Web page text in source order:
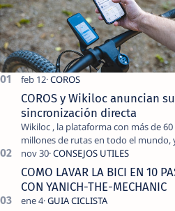
COROS y Wikiloc anuncian su
sincronización directa
Wikiloc , la plataforma con más de 60
millones de rutas en todo el mundo,
COROS , marca de dispositivos GPS
reconocida mundialmente por su
tecnolo…
COMO LAVAR LA BICI EN 10
CON YANICH-THE-MECHANIC